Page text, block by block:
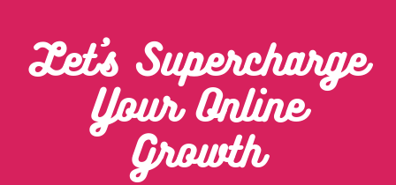
Let’s Supercharge
Your Online
Growth